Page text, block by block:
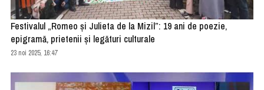
Festivalul „Romeo și Julieta de la Mizil”: 19 ani de poezie,
epigramă, prietenii și legături culturale
23 noi 2025, 16:47